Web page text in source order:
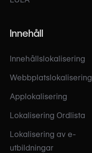
Innehåll
Innehållslokalisering
Webbplatslokalisering
Applokalisering
Lokalisering Ordlista
Lokalisering av e-
utbildningar